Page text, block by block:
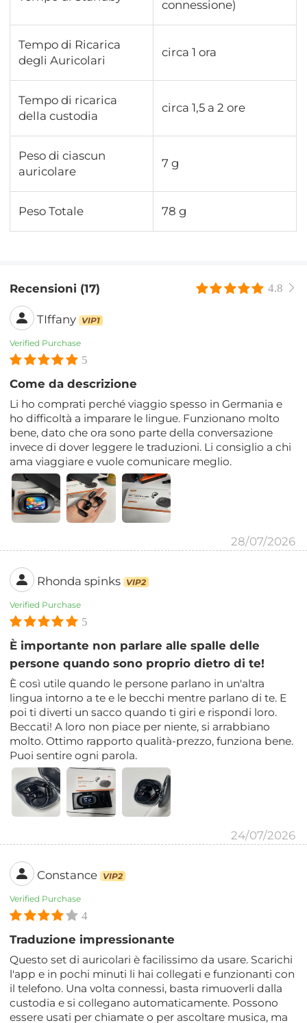
connessione)
Tempo di Ricarica
degli Auricolari
circa 1 ora
Tempo di ricarica
della custodia
circa 1,5 a 2 ore
Peso di ciascun
auricolare
7 g
Peso Totale 78 g
Recensioni (17) 4.8
TIffany VIP1
Verified Purchase
5
Come da descrizione
Li ho comprati perché viaggio spesso in Germania e
ho difficoltà a imparare le lingue. Funzionano molto
bene, dato che ora sono parte della conversazione
invece di dover leggere le traduzioni. Li consiglio a chi
ama viaggiare e vuole comunicare meglio.
28/07/2026
Rhonda spinks VIP2
Verified Purchase
5
È importante non parlare alle spalle delle
persone quando sono proprio dietro di te!
È così utile quando le persone parlano in un'altra
lingua intorno a te e le becchi mentre parlano di te. E
poi ti diverti un sacco quando ti giri e rispondi loro.
Beccati! A loro non piace per niente, si arrabbiano
molto. Ottimo rapporto qualità-prezzo, funziona bene.
Puoi sentire ogni parola.
24/07/2026
Constance VIP2
Verified Purchase
4
Traduzione impressionante
Questo set di auricolari è facilissimo da usare. Scarichi
l'app e in pochi minuti li hai collegati e funzionanti con
il telefono. Una volta connessi, basta rimuoverli dalla
custodia e si collegano automaticamente. Possono
essere usati per chiamate o per ascoltare musica, ma